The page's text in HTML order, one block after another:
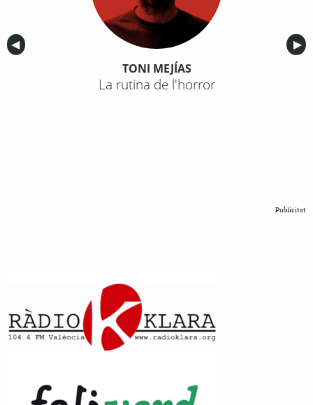
Anterior
◀︎ ▶︎
TONI MEJÍAS
La rutina de l'horror
Publicitat